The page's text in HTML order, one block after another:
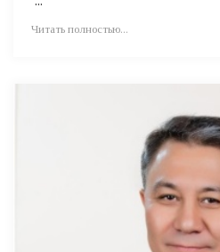
Читать полностью...